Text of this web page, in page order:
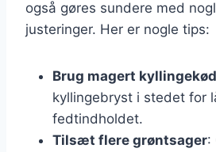
også gøres sundere med
justeringer. Her er nogle tips:
Brug magert kyllingekød
kyllingebryst i stedet for
fedtindholdet.
Tilsæt flere grøntsager: